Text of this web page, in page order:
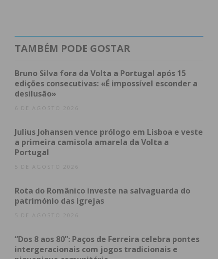
indispensáveis diversos acessórios como um colete
uma cadeira para passeios e alimentação, entre
outros que surgirão conforme a situação evoluir.
Subscreva a newsletter do
Imediato
Assine nossa newsletter por e-mail e
atualizada.
TAMBÉM PODE GOSTAR
Bruno Silva fora da Volta a Portugal após 15
edições consecutivas: «É impossível esconder a
desilusão»
6 DE AGOSTO 2026
Julius Johansen vence prólogo em Lisboa e veste
a primeira camisola amarela da Volta a
Portugal
5 DE AGOSTO 2026
Rota do Românico investe na salvaguarda do
património das igrejas
5 DE AGOSTO 2026
“Dos 8 aos 80”: Paços de Ferreira celebra pontes
intergeracionais com jogos tradicionais e